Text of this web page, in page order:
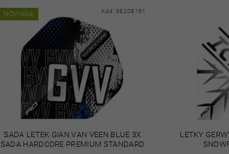
NOVINKA Kód: 38208161
SADA LETEK GIAN VAN VEEN BLUE 3X
SADA HARDCORE PREMIUM STANDARD
LETKY